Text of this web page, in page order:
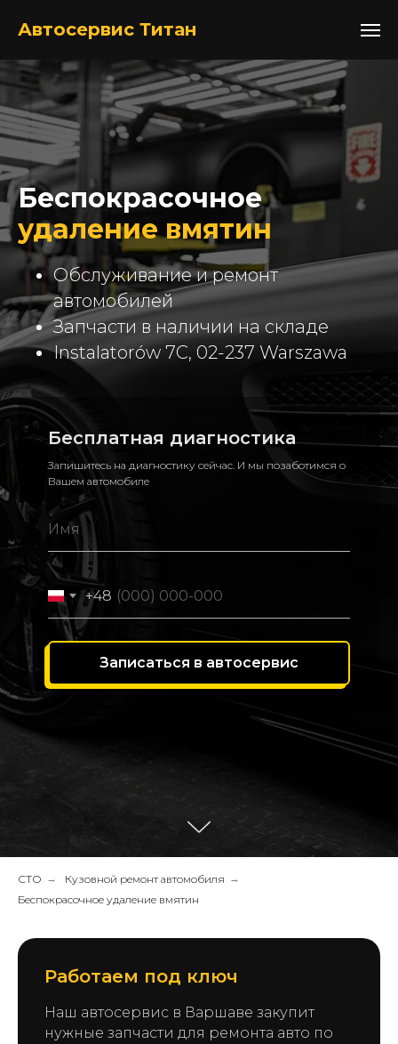
Автосервис Титан+48517052105
Беспокрасочное
удаление вмятин
Обслуживание и ремонт
автомобилей
Запчасти в наличии на складе
Instalatorów 7C, 02-237 Warszawa
Бесплатная диагностика
Запишитесь на диагностику сейчас. И мы позаботимся о
Вашем автомобиле
+48
Записаться в автосервис
СТО → Кузовной ремонт автомобиля →
Беспокрасочное удаление вмятин
Работаем под ключ
Наш автосервис в Варшаве закупит
нужные запчасти для ремонта авто по